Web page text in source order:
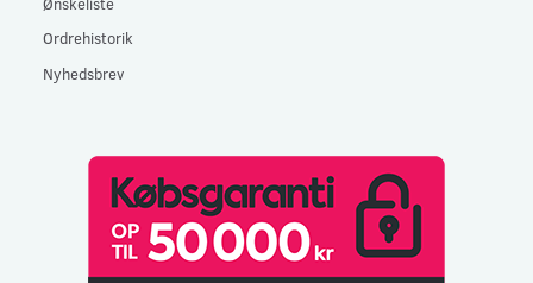
Ordrehistorik
Nyhedsbrev